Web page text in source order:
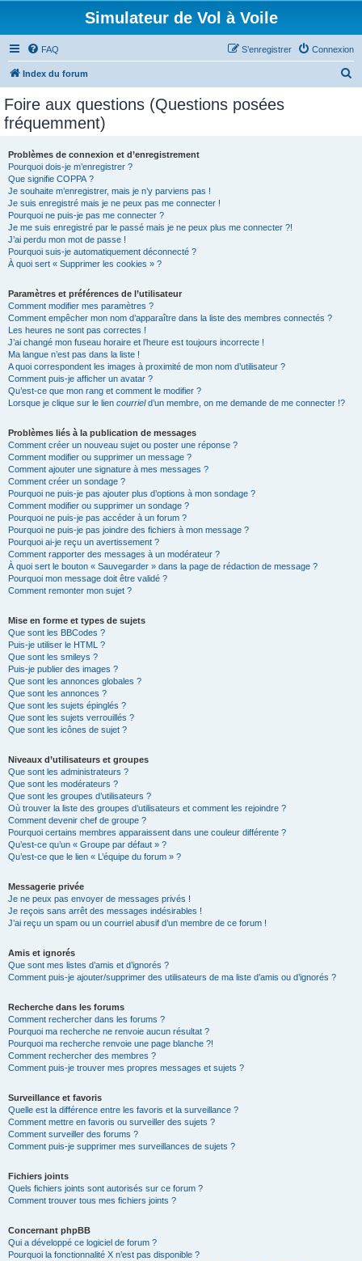
Simulateur de Vol à Voile
FAQ Connexion
S’enregistrer
Index du forum
Foire aux questions (Questions posées
fréquemment)
Problèmes de connexion et d’enregistrement
Pourquoi dois-je m’enregistrer ?
Que signifie COPPA ?
Je souhaite m’enregistrer, mais je n’y parviens pas !
Je suis enregistré mais je ne peux pas me connecter !
Pourquoi ne puis-je pas me connecter ?
Je me suis enregistré par le passé mais je ne peux plus me connecter ?!
J’ai perdu mon mot de passe !
Pourquoi suis-je automatiquement déconnecté ?
À quoi sert « Supprimer les cookies » ?
Paramètres et préférences de l’utilisateur
Comment modifier mes paramètres ?
Comment empêcher mon nom d’apparaître dans la liste des membres connectés ?
Les heures ne sont pas correctes !
J’ai changé mon fuseau horaire et l’heure est toujours incorrecte !
Ma langue n’est pas dans la liste !
A quoi correspondent les images à proximité de mon nom d’utilisateur ?
Comment puis-je afficher un avatar ?
Qu’est-ce que mon rang et comment le modifier ?
Lorsque je clique sur le lien courrield’un membre, on me demande de me connecter !?
Problèmes liés à la publication de messages
Comment créer un nouveau sujet ou poster une réponse ?
Comment modifier ou supprimer un message ?
Comment ajouter une signature à mes messages ?
Comment créer un sondage ?
Pourquoi ne puis-je pas ajouter plus d’options à mon sondage ?
Comment modifier ou supprimer un sondage ?
Pourquoi ne puis-je pas accéder à un forum ?
Pourquoi ne puis-je pas joindre des fichiers à mon message ?
Pourquoi ai-je reçu un avertissement ?
Comment rapporter des messages à un modérateur ?
À quoi sert le bouton « Sauvegarder » dans la page de rédaction de message ?
Pourquoi mon message doit être validé ?
Comment remonter mon sujet ?
Mise en forme et types de sujets
Que sont les BBCodes ?
Puis-je utiliser le HTML ?
Que sont les smileys ?
Puis-je publier des images ?
Que sont les annonces globales ?
Que sont les annonces ?
Que sont les sujets épinglés ?
Que sont les sujets verrouillés ?
Que sont les icônes de sujet ?
Niveaux d’utilisateurs et groupes
Que sont les administrateurs ?
Que sont les modérateurs ?
Que sont les groupes d’utilisateurs ?
Où trouver la liste des groupes d’utilisateurs et comment les rejoindre ?
Comment devenir chef de groupe ?
Pourquoi certains membres apparaissent dans une couleur différente ?
Qu’est-ce qu’un « Groupe par défaut » ?
Qu’est-ce que le lien « L’équipe du forum » ?
Messagerie privée
Je ne peux pas envoyer de messages privés !
Je reçois sans arrêt des messages indésirables !
J’ai reçu un spam ou un courriel abusif d’un membre de ce forum !
Amis et ignorés
Que sont mes listes d’amis et d’ignorés ?
Comment puis-je ajouter/supprimer des utilisateurs de ma liste d’amis ou d’ignorés ?
Recherche dans les forums
Comment rechercher dans les forums ?
Pourquoi ma recherche ne renvoie aucun résultat ?
Pourquoi ma recherche renvoie une page blanche ?!
Comment rechercher des membres ?
Comment puis-je trouver mes propres messages et sujets ?
Surveillance et favoris
Quelle est la différence entre les favoris et la surveillance ?
Comment mettre en favoris ou surveiller des sujets ?
Comment surveiller des forums ?
Comment puis-je supprimer mes surveillances de sujets ?
Fichiers joints
Quels fichiers joints sont autorisés sur ce forum ?
Comment trouver tous mes fichiers joints ?
Concernant phpBB
Qui a développé ce logiciel de forum ?
Pourquoi la fonctionnalité X n’est pas disponible ?